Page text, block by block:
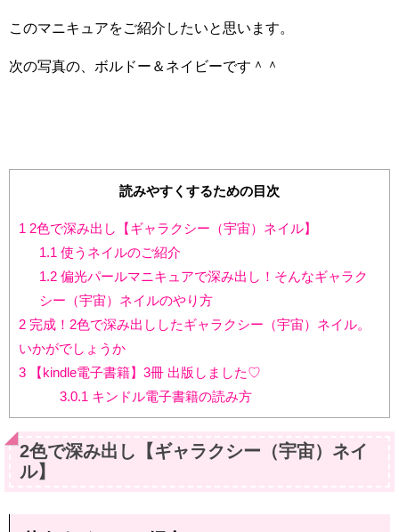
このマニキュアをご紹介したいと思います。
次の写真の、ボルドー＆ネイビーです＾＾
読みやすくするための目次
1 2色で深み出し【ギャラクシー（宇宙）ネイル】
1.1 使うネイルのご紹介
1.2偏光パールマニキュアで深み出し！そんなギャラク
シー（宇宙）ネイルのやり方
2 完成！2色で深み出ししたギャラクシー（宇宙）ネイル。
いかがでしょうか
3 【kindle電子書籍】3冊 出版しました♡
3.0.1 キンドル電子書籍の読み方
2色で深み出し【ギャラクシー（宇宙）ネイ
ル】